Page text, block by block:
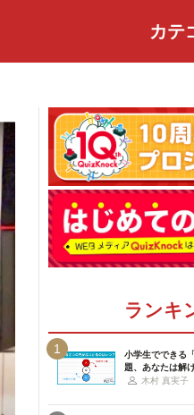
カテ
ランキ
1
小学生でできる
題、あなたは解
木村 真実子